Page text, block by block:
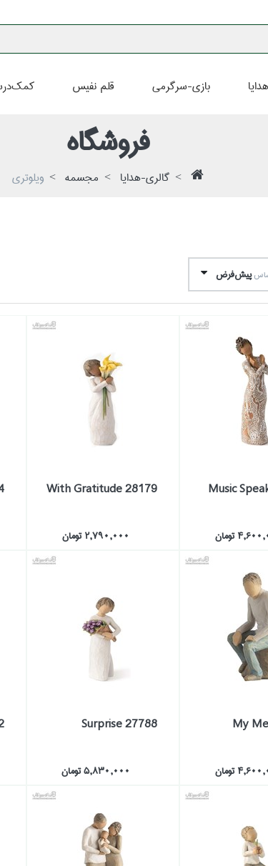
بازي-سرگرمي قلم نفيس
فروشگاه
گالري-هدايا مجسمه ويلوتري
پيش‌فرض
Music
تومان
With Gratitude 28179
2,790,000 تومان
My
تومان
27788 Surprise
5,830,000 تومان